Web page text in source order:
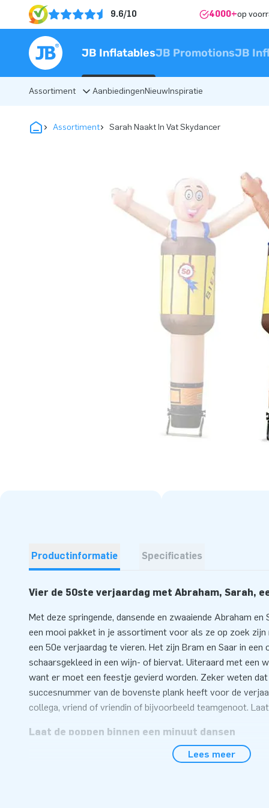
9.6/10 4000+op
JB InflatablesJB PromotionsJB
Assortiment AanbiedingenNieuwInspiratie
Assortiment Sarah Naakt In Vat Skydancer
Productinformatie Specificaties
Vier de 50ste verjaardag met Abraham, Sarah,
Met deze springende, dansende en zwaaiende Abraham
een mooi pakket in je assortiment voor als ze op zoek zijn
een 50e verjaardag te vieren. Het zijn Bram en Saar in een
schaarsgekleed in een wijn- of biervat. Uiteraard met een
want er moet een feestje gevierd worden. Zeker weten
succesnummer van de bovenste plank heeft voor de
collega, vriend of vriendin of bijvoorbeeld teamgenoot.
Laat de poppen binnen een minuut dansen
Deze Abraham en Sarah zijn zeer eenvoudig op te zetten.
Lees meer